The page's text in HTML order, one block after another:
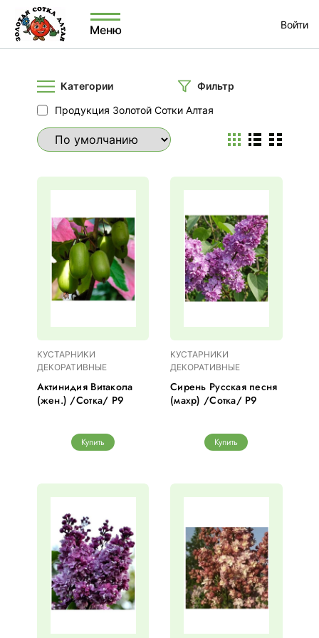
Меню Войти
Категории
Фильтр
Продукция Золотой Сотки Алтая
КУСТАРНИКИ
ДЕКОРАТИВНЫЕ
Актинидия Витакола
(жен.) /Сотка/ Р9
Купить
КУСТАРНИКИ
ДЕКОРАТИВНЫЕ
Сирень Русская песня
(махр) /Сотка/ Р9
Купить